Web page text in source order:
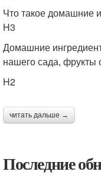
Что такое домашние
H3
Домашние
нашего сада, фрукты
H2
читать дальше →
Последние